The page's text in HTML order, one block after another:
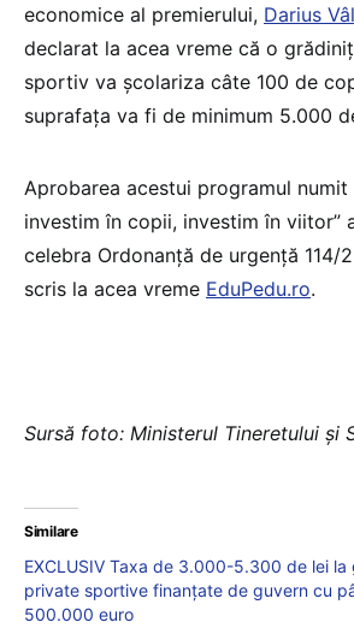
economice al premierului, Darius
declarat la acea vreme că o
sportiv va şcolariza câte 100 de
suprafaţa va fi de minimum 5.000
Aprobarea acestui programul numit
investim în copii, investim în viitor”
celebra Ordonanță de urgență 114/
scris la acea vreme EduPedu.ro.
Sursă foto: Ministerul Tineretului și
Similare
EXCLUSIV Taxa de 3.000-5.300 de lei la
private sportive finanțate de guvern cu
500.000 euro